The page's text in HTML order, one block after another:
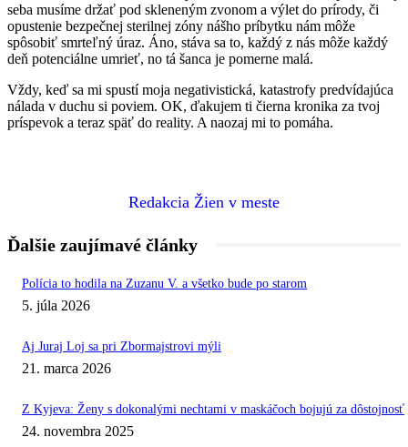
seba musíme držať pod skleneným zvonom a výlet do prírody, či
opustenie bezpečnej sterilnej zóny nášho príbytku nám môže
spôsobiť smrteľný úraz. Áno, stáva sa to, každý z nás môže každý
deň potenciálne umrieť, no tá šanca je pomerne malá.
Vždy, keď sa mi spustí moja negativistická, katastrofy predvídajúca
nálada v duchu si poviem. OK, ďakujem ti čierna kronika za tvoj
príspevok a teraz späť do reality. A naozaj mi to pomáha.
Redakcia Žien v meste
Ďalšie zaujímavé články
Polícia to hodila na Zuzanu V. a všetko bude po starom
5. júla 2026
Aj Juraj Loj sa pri Zbormajstrovi mýli
21. marca 2026
Z Kyjeva: Ženy s dokonalými nechtami v maskáčoch bojujú za dôstojnosť
24. novembra 2025